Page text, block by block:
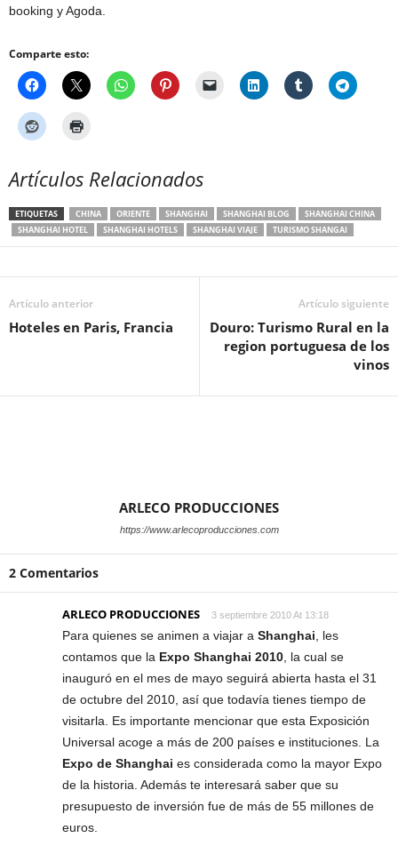
booking y Agoda.
Comparte esto:
Artículos Relacionados
ETIQUETAS CHINA ORIENTE SHANGHAI SHANGHAI BLOG
SHANGHAI CHINA
SHANGHAI HOTEL
SHANGHAI HOTELS SHANGHAI VIAJE TURISMO SHANGAI
Artículo anterior
Hoteles en Paris, Francia
Artículo siguiente
Douro: Turismo Rural en la
region portuguesa de los
vinos
ARLECO PRODUCCIONES
https://www.arlecoproducciones.com
2 Comentarios
ARLECO PRODUCCIONES 3 septiembre 2010 At 13:18
Para quienes se animen a viajar a Shanghai , les
contamos que la Expo Shanghai 2010 , la cual se
inauguró en el mes de mayo seguirá abierta hasta el 31
de octubre del 2010, así que todavía tienes tiempo de
visitarla. Es importante mencionar que esta Exposición
Universal acoge a más de 200 países e instituciones. La
Expo de Shanghai es considerada como la mayor Expo
de la historia. Además te interesará saber que su
presupuesto de inversión fue de más de 55 millones de
euros.